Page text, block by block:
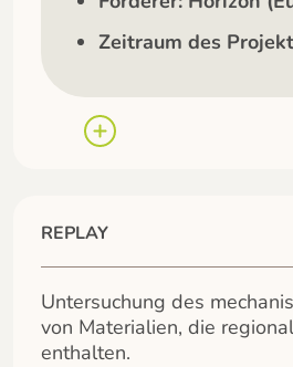
Zeitraum des
REPLAY
Untersuchung des
von Materialien, die
enthalten.